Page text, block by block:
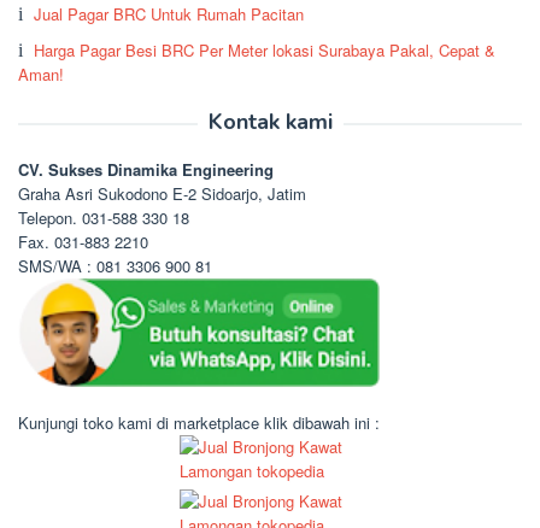
Jual Pagar BRC Untuk Rumah Pacitan
Harga Pagar Besi BRC Per Meter lokasi Surabaya Pakal, Cepat &
Aman!
Kontak kami
CV. Sukses Dinamika Engineering
Graha Asri Sukodono E-2 Sidoarjo, Jatim
Telepon. 031-588 330 18
Fax. 031-883 2210
SMS/WA : 081 3306 900 81
Kunjungi toko kami di marketplace klik dibawah ini :